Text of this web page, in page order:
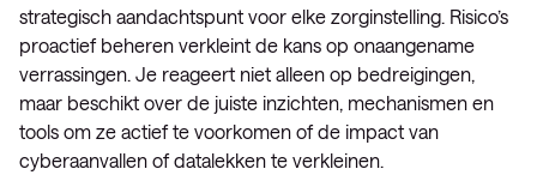
strategisch aandachtspunt voor elke zorginstelling. Risico’s
proactief beheren verkleint de kans op onaangename
verrassingen. Je reageert niet alleen op bedreigingen,
maar beschikt over de juiste inzichten, mechanismen en
tools om ze actief te voorkomen of de impact van
cyberaanvallen of datalekken te verkleinen.